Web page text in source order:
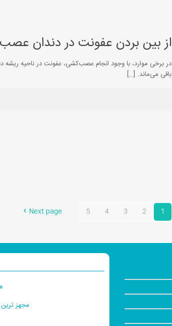
از بین بردن عفونت در دندان
در برخی موارد، با وجود انجام عصب‌کشی، عفونت در ناحیه ریشه
باقی می‌ماند. […]
1
2
3
4
5
Next page
مجهز